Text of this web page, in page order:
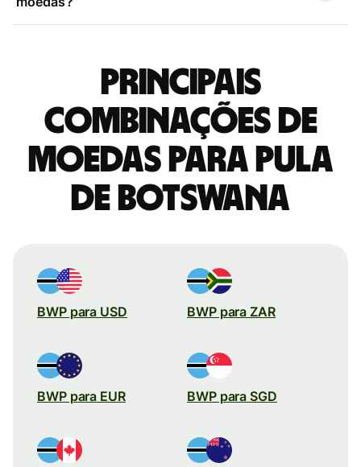
Principais
combinações de
moedas para Pula
de Botswana
BWP para USD BWP para ZAR
BWP para EUR BWP para SGD